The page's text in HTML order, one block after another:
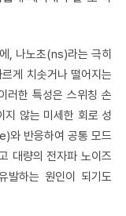
, 나노초(ns)라는 극히
게 치솟거나 떨어지는
러한 특성은 스위칭 손
지 않는 미세한 회로 성
반응하여 공통 모드
대량의 전자파 노이즈
하는 원인이 되기도